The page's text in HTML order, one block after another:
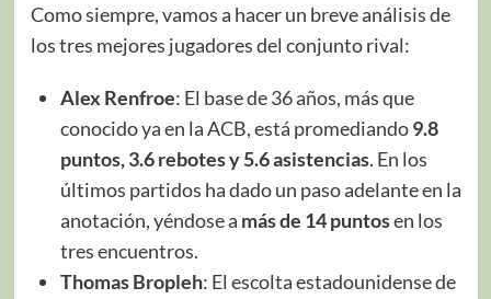
Como siempre, vamos a hacer un breve análisis de
los tres mejores jugadores del conjunto rival:
Alex Renfroe: El base de 36 años, más que
conocido ya en la ACB, está promediando9.8
puntos, 3.6 rebotes y 5.6 asistencias. En los
últimos partidos ha dado un paso adelante en la
anotación, yéndose a más de 14 puntosen los
tres encuentros.
Thomas Bropleh: El escolta estadounidense de